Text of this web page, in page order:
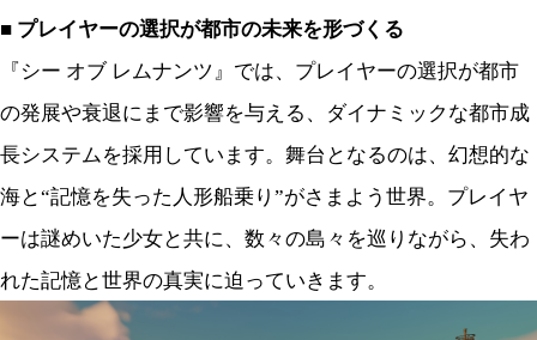
■ プレイヤーの選択が都市の未来を形づくる
『シー オブ レムナンツ』では、プレイヤーの選択が都市
の発展や衰退にまで影響を与える、ダイナミックな都市成
長システムを採用しています。舞台となるのは、幻想的な
海と“記憶を失った人形船乗り”がさまよう世界。プレイヤ
ーは謎めいた少女と共に、数々の島々を巡りながら、失わ
れた記憶と世界の真実に迫っていきます。